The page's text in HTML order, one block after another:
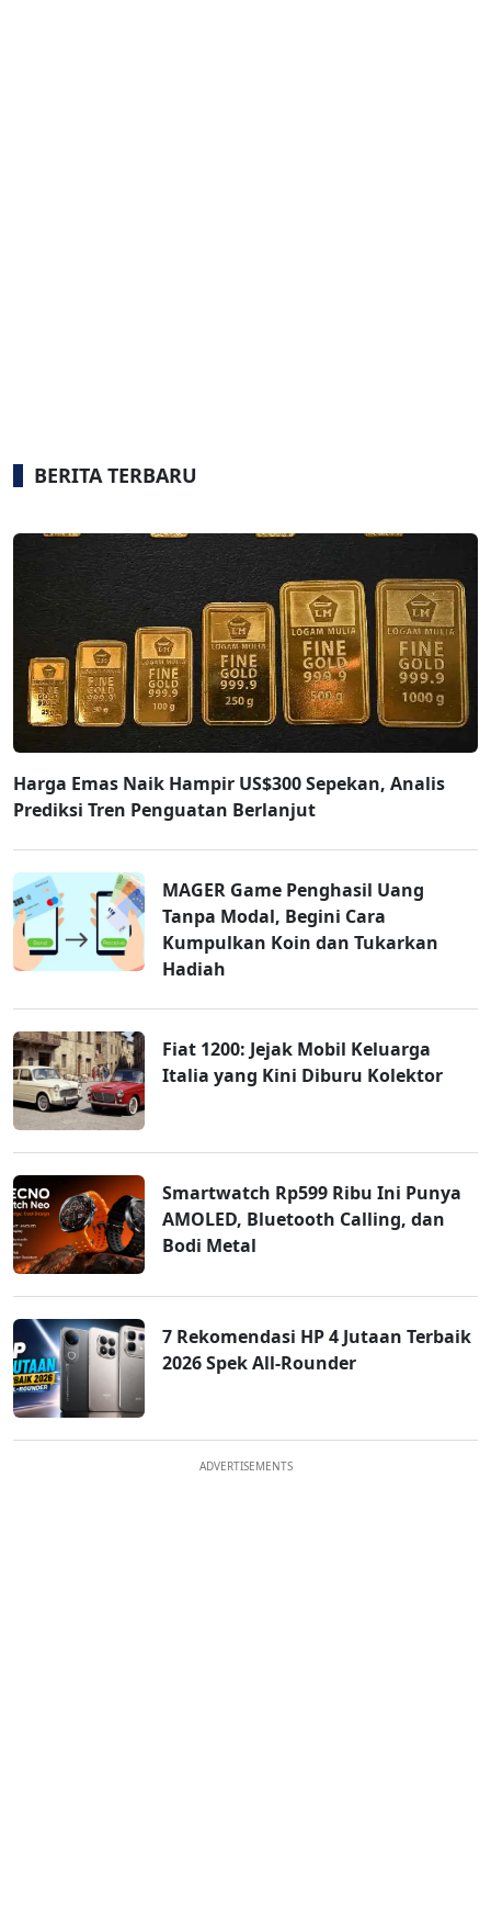
BERITA TERBARU
Harga Emas Naik Hampir US$300 Sepekan, Analis
Prediksi Tren Penguatan Berlanjut
MAGER Game Penghasil Uang
Tanpa Modal, Begini Cara
Kumpulkan Koin dan Tukarkan
Hadiah
Fiat 1200: Jejak Mobil Keluarga
Italia yang Kini Diburu Kolektor
Smartwatch Rp599 Ribu Ini Punya
AMOLED, Bluetooth Calling, dan
Bodi Metal
7 Rekomendasi HP 4 Jutaan Terbaik
2026 Spek All-Rounder
ADVERTISEMENTS